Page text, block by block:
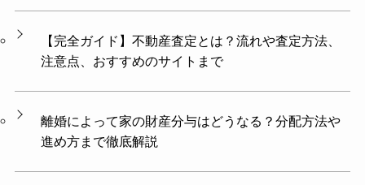
【完全ガイド】不動産査定とは？流れや査定方法、
注意点、おすすめのサイトまで
離婚によって家の財産分与はどうなる？分配方法や
進め方まで徹底解説